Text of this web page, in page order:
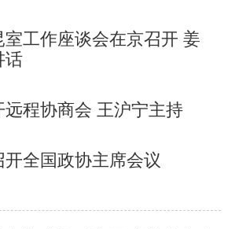
工作座谈会在京召开 姜
话
程协商会 王沪宁主持
全国政协主席会议